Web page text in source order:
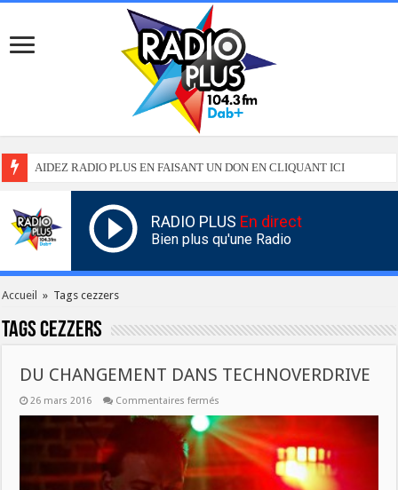
AIDEZ RADIO PLUS EN FAISANT UN DON EN CLIQUANT ICI
RADIO PLUS En direct
Bien plus qu'une Radio
Accueil » Tags cezzers
Tagscezzers
DU CHANGEMENT DANS TECHNOVERDRIVE
26 mars 2016 Commentaires fermés
CHANGEMENT
DANS
TECHNOVERDRIVE